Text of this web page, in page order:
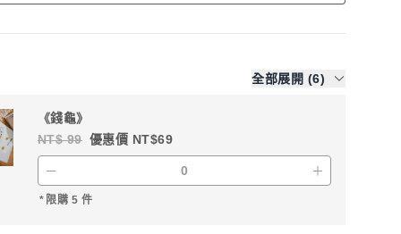
全部展開 (6)
《錢龜》
NT$ 99 優惠價 NT$69
－ ＋
* 限購 5 件